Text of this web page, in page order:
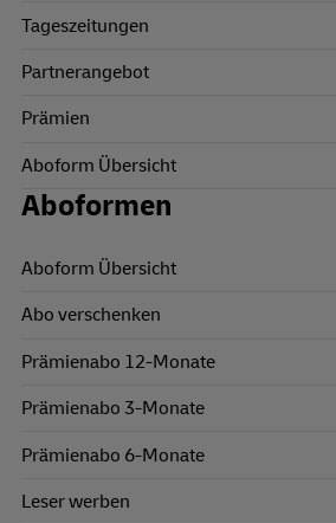
Tageszeitungen
Partnerangebot
Prämien
Aboform Übersicht
Aboformen
Aboform Übersicht
Abo verschenken
Prämienabo 12-Monate
Prämienabo 3-Monate
Prämienabo 6-Monate
Leser werben